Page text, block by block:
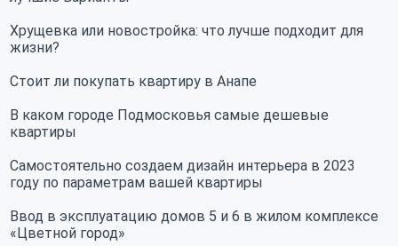
Хрущевка или новостройка: что лучше подходит для
жизни?
Стоит ли покупать квартиру в Анапе
В каком городе Подмосковья самые дешевые
квартиры
Самостоятельно создаем дизайн интерьера в 2023
году по параметрам вашей квартиры
Ввод в эксплуатацию домов 5 и 6 в жилом комплексе
«Цветной город»